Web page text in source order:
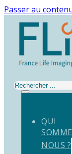
Passer au
Rechercher
QUI
NOUS ?